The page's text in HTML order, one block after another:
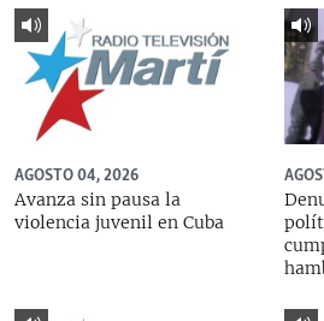
DESINFORMACIÓN RUSA EN
LA INVASIÓN DE RUSIA A UCRANIA
AGOSTO 04, 2026
Avanza sin pausa la
violencia juvenil en Cuba